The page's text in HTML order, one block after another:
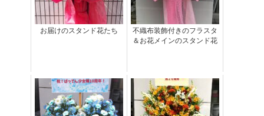
お届けのスタンド花たち
不織布装飾付きのフラスタ
＆お花メインのスタンド花